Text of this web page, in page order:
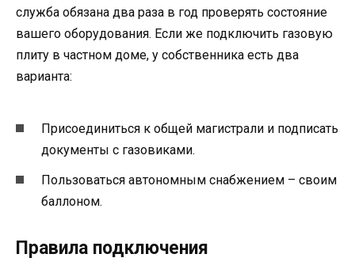
служба обязана два раза в год проверять состояние
вашего оборудования. Если же подключить газовую
плиту в частном доме, у собственника есть два
варианта:
Присоединиться к общей магистрали и подписать
документы с газовиками.
Пользоваться автономным снабжением – своим
баллоном.
Правила подключения